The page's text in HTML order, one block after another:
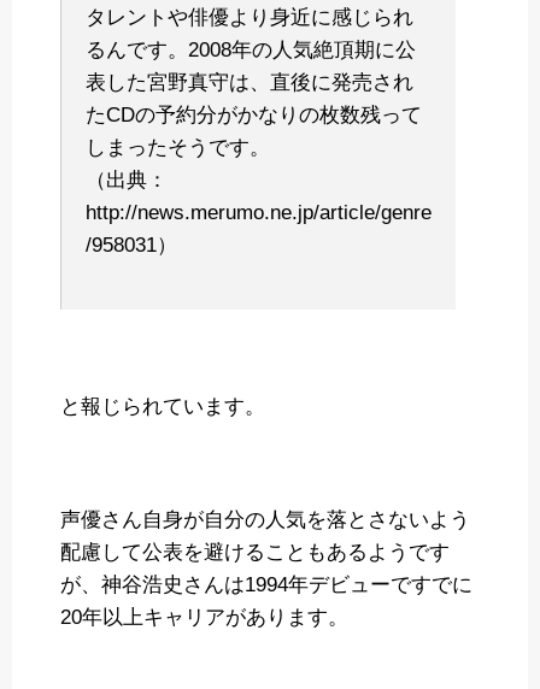
タレントや俳優より身近に感じられ
るんです。2008年の人気絶頂期に公
表した宮野真守は、直後に発売され
たCDの予約分がかなりの枚数残って
しまったそうです。
（出典：
http://news.merumo.ne.jp/article/genre
/958031）
と報じられています。
声優さん自身が自分の人気を落とさないよう
配慮して公表を避けることもあるようです
が、神谷浩史さんは1994年デビューですでに
20年以上キャリアがあります。